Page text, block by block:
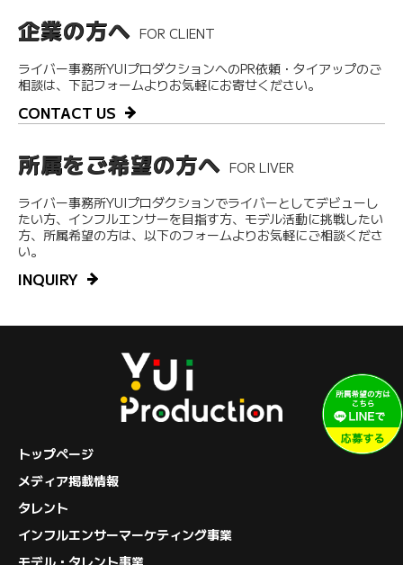
企業の方へ FOR CLIENT
ライバー事務所YUIプロダクションへのPR依頼・タイアップのご
相談は、下記フォームよりお気軽にお寄せください。
CONTACT US
所属をご希望の方へ FOR LIVER
ライバー事務所YUIプロダクションでライバーとしてデビューし
たい方、インフルエンサーを目指す方、モデル活動に挑戦したい
方、所属希望の方は、以下のフォームよりお気軽にご相談くださ
い。
INQUIRY
トップページ
メディア掲載情報
タレント
インフルエンサーマーケティング事業